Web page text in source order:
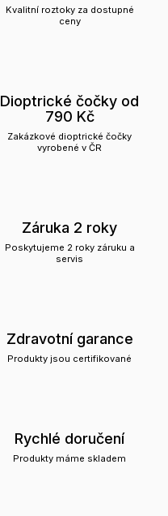
Kvalitní roztoky za dostupné
ceny
Dioptrické čočky od
790 Kč
Zakázkové dioptrické čočky
vyrobené v ČR
Záruka 2 roky
Poskytujeme 2 roky záruku a
servis
Zdravotní garance
Produkty jsou certifikované
Rychlé doručení
Produkty máme skladem